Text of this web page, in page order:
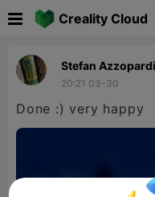
Creality Cloud
Stefan Azzopardi
20:21 03-30
Done :) very happy